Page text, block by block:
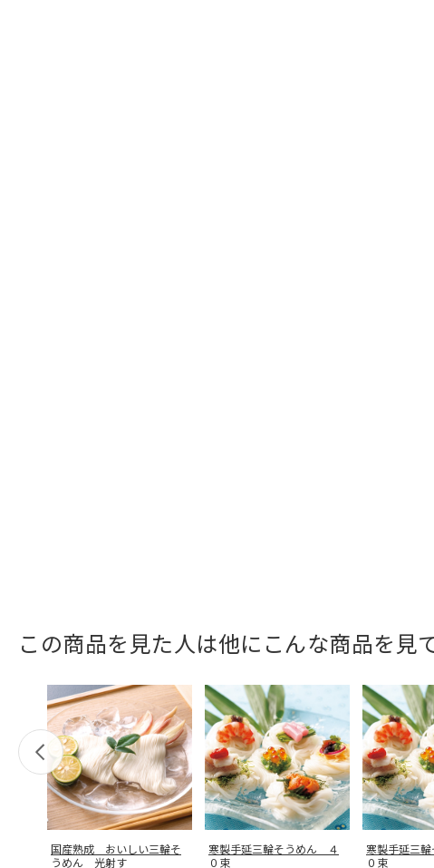
この商品を見た人は他にこんな商品を見
国産熟成 おいしい三輪そ
うめん 光射す
寒製手延三輪そうめん ４
０束
寒製手延三
０束